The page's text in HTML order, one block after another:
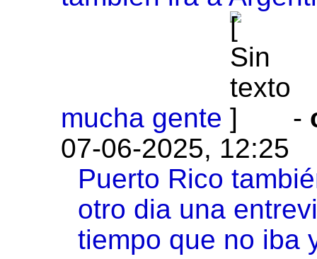
mucha gente -
07-06-2025, 12:25
Puerto Rico
otro dia una
tiempo que no iba